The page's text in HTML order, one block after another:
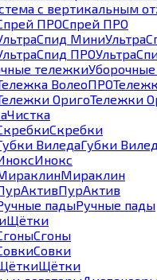
с вертикальным
Спрей ПРО
Тележки
Чистка
Скребки
Губки
Инокс
Мираклин
ПурАктив
Ручные пады
Щётки
Сгоны
Совки
Щётки